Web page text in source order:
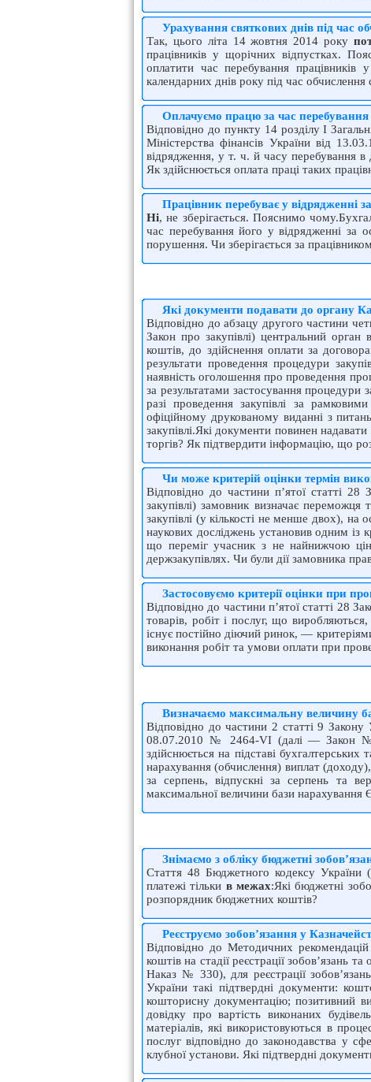
Урахування святкових днів під час
Так, цього літа 14 жовтня 2014 року
працівників у щорічних відпустках.
оплатити час перебування працівників
календарних днів року під час обчислення
Оплачуємо працю за час перебування
Відповідно до пункту 14 розділу I
Міністерства фінансів України від
відрядження, у т. ч. й часу перебування в
Як здійснюється оплата праці таких
Працівник перебуває у відрядженні
Ні, не зберігається. Пояснимо
час перебування його у відрядженні за
порушення. Чи зберігається за
Які документи подавати до органу
Відповідно до абзацу другого частини
Закон про закупівлі) центральний орган
коштів, до здійснення оплати за
результати проведення процедури
наявність оголошення про проведення
за результатами застосування процедури
разі проведення закупівлі за
офіційному друкованому виданні з
закупівлі.Які документи повинен
торгів? Як підтвердити інформацію, що
Чи може критерій оцінки термін
Відповідно до частини п’ятої статті
закупівлі) замовник визначає переможця
закупівлі (у кількості не менше двох), на
наукових досліджень установив одним із
що переміг учасник з не найнижчою
держзакупівлях. Чи були дії замовника
Застосовуємо критерії оцінки при
Відповідно до частини п’ятої статті 28
товарів, робіт і послуг, що
існує постійно діючий ринок, —
виконання робіт та умови оплати при
Визначаємо максимальну величину
Відповідно до частини 2 статті 9 Закону
08.07.2010 № 2464-VI (далі — Закон №
здійснюється на підставі
нарахування (обчислення) виплат
за серпень, відпускні за серпень та
максимальної величини бази
Знімаємо з обліку бюджетні
Стаття 48 Бюджетного кодексу України
платежі тільки в межах:Які бюджетні
розпорядник бюджетних коштів?
Реєструємо зобов’язання у
Відповідно до Методичних
коштів на стадії реєстрації
Наказ № 330), для реєстрації
України такі підтвердні документи:
кошторисну документацію; позитивний
довідку про вартість виконаних
матеріалів, які використовуються в
послуг відповідно до законодавства у
клубної установи. Які підтвердні